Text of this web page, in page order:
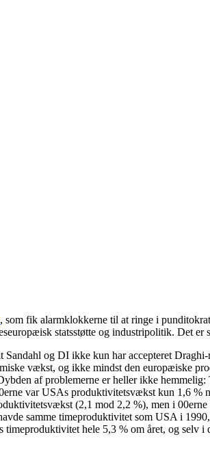
, som fik alarmklokkerne til at ringe i
statsstøtte og industripolitik. Det
og DI ikke kun har accepteret
vækst, og ikke mindst den europæiske
af problemerne er heller ikke
var USAs produktivitetsvækst kun 1,6
(2,1 mod 2,2 %), men i
samme timeproduktivitet som USA i
timeproduktivitet hele 5,3 % om året, og